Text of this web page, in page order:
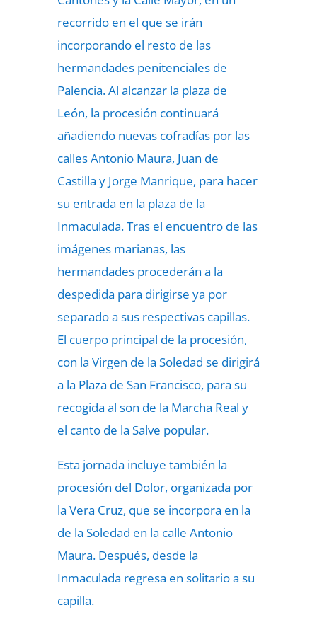
recorrido en el que se irán
incorporando el resto de las
hermandades penitenciales de
Palencia. Al alcanzar la plaza de
León, la procesión continuará
añadiendo nuevas cofradías por las
calles Antonio Maura, Juan de
Castilla y Jorge Manrique, para hacer
su entrada en la plaza de la
Inmaculada. Tras el encuentro de las
imágenes marianas, las
hermandades procederán a la
despedida para dirigirse ya por
separado a sus respectivas capillas.
El cuerpo principal de la procesión,
con la Virgen de la Soledad se dirigirá
a la Plaza de San Francisco, para su
recogida al son de la Marcha Real y
el canto de la Salve popular.
Esta jornada incluye también la
procesión del Dolor, organizada por
la Vera Cruz, que se incorpora en la
de la Soledad en la calle Antonio
Maura. Después, desde la
Inmaculada regresa en solitario a su
capilla.